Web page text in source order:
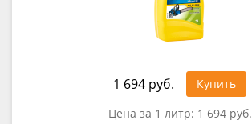
1 694 руб.
Купить
Цена за 1 литр: 1 694 руб.